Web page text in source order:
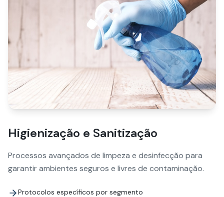
Higienização e Sanitização
Processos avançados de limpeza e desinfecção para
garantir ambientes seguros e livres de contaminação.
Protocolos específicos por segmento